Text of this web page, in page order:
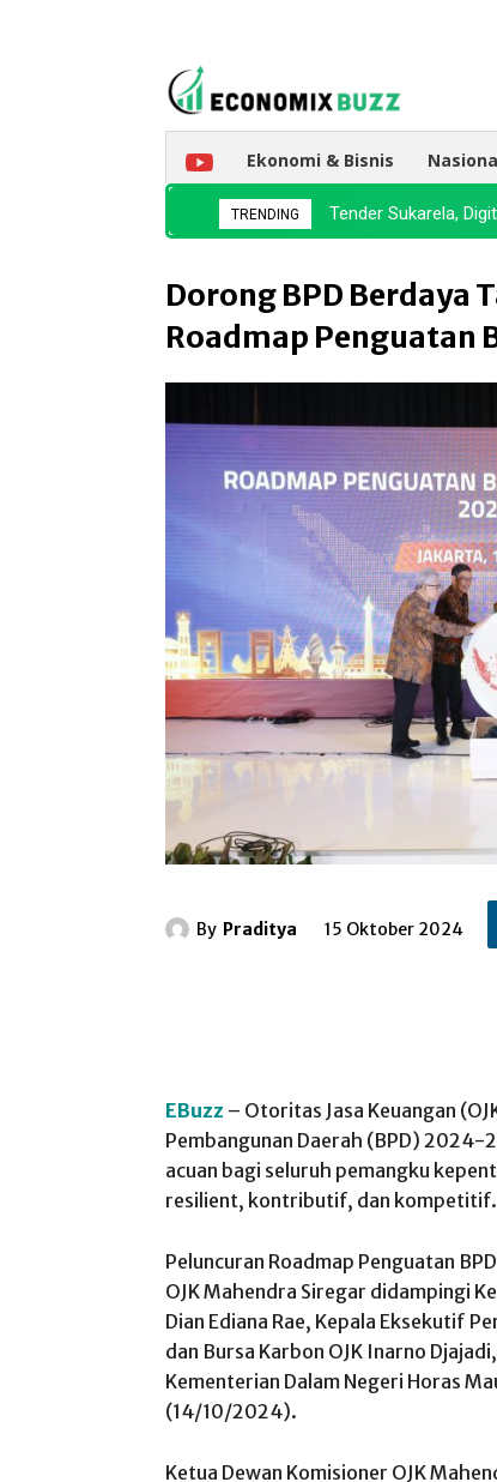
Ekonomi & Bisnis
TRENDING Tender Sukarela,
Dorong BPD Berdaya
Roadmap Penguatan
By Praditya 15 Oktober 2024
EBuzz – Otoritas Jasa Keuangan
Pembangunan Daerah (BPD) 2024-
acuan bagi seluruh pemangku
resilient, kontributif, dan kompetitif.
Peluncuran Roadmap Penguatan
OJK Mahendra Siregar didampingi
Dian Ediana Rae, Kepala Eksekutif
dan Bursa Karbon OJK Inarno
Kementerian Dalam Negeri Horas
(14/10/2024).
Ketua Dewan Komisioner OJK